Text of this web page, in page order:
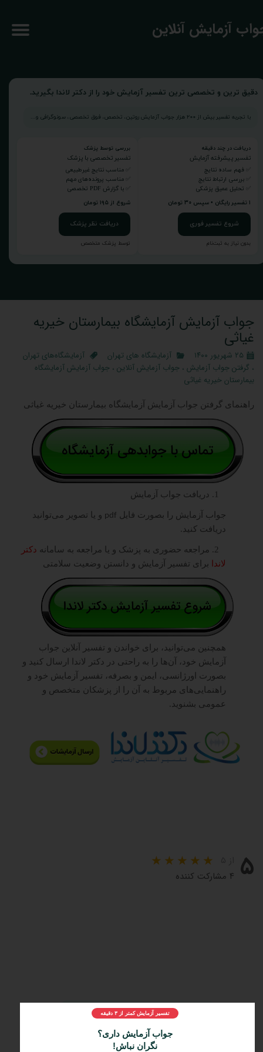
آزمایش آنلاین
دقیق ترین و تخصصی ترین تفسیر آزمایش خود را از دکتر لاندا بگیرید.
با تجربه تفسیر بیش از ۲۰۰ هزار جواب آزمایش روتین، تخصص، فوق تخصصی، سونوگرافی و...
دریافت در چند دقیقه
تفسیر پیشرفته آزمایش
✅ فهم ساده نتایج
✅ بررسی ارتباط نتایج
✅ تحلیل عمیق پزشکی
۱ تفسیر رایگان • سپس ۳۰ تومان
شروع تفسیر فوری
بدون نیاز به ثبت‌نام
بررسی توسط پزشک
تفسیر تخصصی با پزشک
✅ مناسب نتایج غیرطبیعی
✅ مناسب پرونده‌های مهم
✅ با گزارش PDF تخصصی
شروع از ۱۹۵ تومان
دریافت نظر پزشک
توسط پزشک متخصص
جواب آزمایش آزمایشگاه بیمارستان خیریه
غیاثی
۲۵ شهریور ۱۴۰۰ آزمایشگاه‌ های تهران
آزمایشگاه‌های تهران
، گرفتن جواب آزمایش ، جواب آزمایش آنلاین ، جواب آزمایش آزمایشگاه
بیمارستان خیریه غیاثی
راهنمای گرفتن جواب آزمایش آزمایشگاه بیمارستان خیریه غیاثی
جواب آزمایش را بصورت فایل pdf و یا تصویر می‌توانید
دریافت کنید.
دکتر
لاندا برای تفسیر آزمایش و دانستن وضعیت سلامتی
همچنین می‌توانید، برای خواندن و تفسیر آنلاین جواب
آزمایش خود، آن‌ها را به راحتی در دکتر لاندا ارسال کنید و
بصورت اورژانسی، ایمن و بصرفه، تفسیر آزمایش خود و
راهنمایی‌های مربوط به آن را از پزشکان متخصص و
عمومی بشنوید.
۵ ۴ مشارکت کننده
مراحل و چرایی دریافت تفسیر دکتر لاندا
ارسال جواب آزمایش
تفسیر آزمایش کمتر از ۳ دقیقه
جواب آزمایش داری؟
نگران نباش!